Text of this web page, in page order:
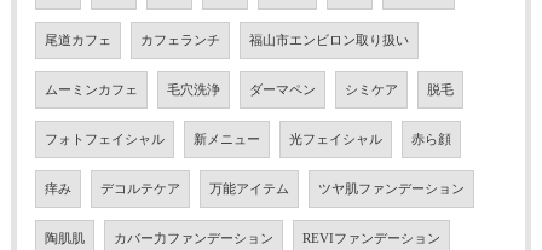
尾道カフェ カフェランチ 福山市エンビロン取り扱い
ムーミンカフェ 毛穴洗浄 ダーマペン シミケア 脱毛
フォトフェイシャル 新メニュー 光フェイシャル 赤ら顔
痒み デコルテケア 万能アイテム ツヤ肌ファンデーション
陶肌肌 カバー力ファンデーション REVIファンデーション